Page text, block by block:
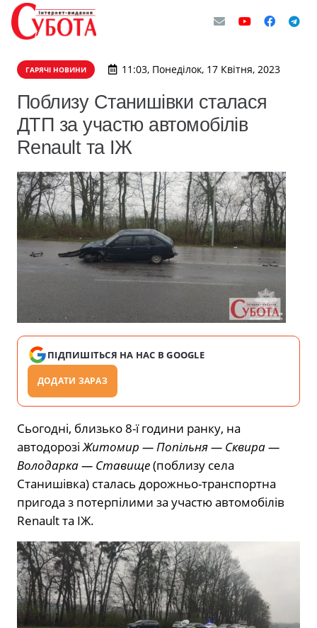
ГАРЯЧІ НОВИНИ 11:03, Понеділок, 17 Квітня, 2023
Поблизу Станишівки сталася
ДТП за участю автомобілів
Renault та ІЖ
ПІДПИШІТЬСЯ НА НАС В GOOGLE
ДОДАТИ ЗАРАЗ
Сьогодні, близько 8-ї години ранку, на
автодорозіЖитомир — Попільня — Сквира —
Володарка — Ставище(поблизу села
Станишівка) сталась дорожньо-транспортна
пригода з потерпілими за участю автомобілів
Renault та ІЖ.